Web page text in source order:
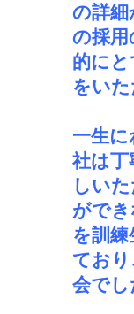
の詳細
の採用
的に
をいた
一生
社は丁
しい
がで
を訓
ており
会でし